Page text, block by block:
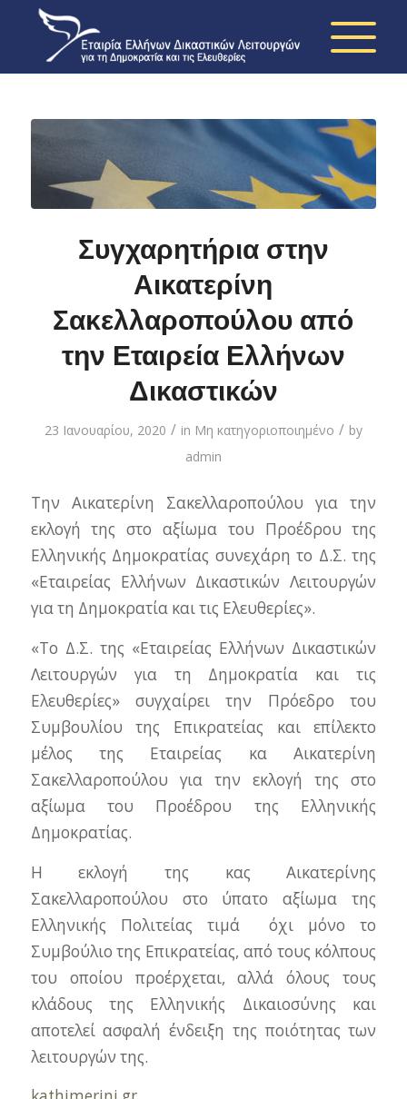
Συγχαρητήρια στην
Αικατερίνη
Σακελλαροπούλου από
την Εταιρεία Ελλήνων
Δικαστικών
23 Ιανουαρίου, 2020 / in Μη κατηγοριοποιημένο / by
admin
Την Αικατερίνη Σακελλαροπούλου για την
εκλογή της στο αξίωμα του Προέδρου της
Ελληνικής Δημοκρατίας συνεχάρη το Δ.Σ. της
«Εταιρείας Ελλήνων Δικαστικών Λειτουργών
για τη Δημοκρατία και τις Ελευθερίες».
«Το Δ.Σ. της «Εταιρείας Ελλήνων Δικαστικών
Λειτουργών για τη Δημοκρατία και τις
Ελευθερίες» συγχαίρει την Πρόεδρο του
Συμβουλίου της Επικρατείας και επίλεκτο
μέλος της Εταιρείας κα Αικατερίνη
Σακελλαροπούλου για την εκλογή της στο
αξίωμα του Προέδρου της Ελληνικής
Δημοκρατίας.
Η εκλογή της κας Αικατερίνης
Σακελλαροπούλου στο ύπατο αξίωμα της
Ελληνικής Πολιτείας τιμά όχι μόνο το
Συμβούλιο της Επικρατείας, από τους κόλπους
του οποίου προέρχεται, αλλά όλους τους
κλάδους της Ελληνικής Δικαιοσύνης και
αποτελεί ασφαλή ένδειξη της ποιότητας των
λειτουργών της.